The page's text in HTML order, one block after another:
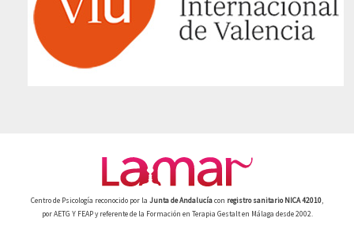
Centro de Psicología reconocido por la Junta de Andalucíacon registro sanitario NICA 42010,
por AETG Y FEAP y referente de la Formación en Terapia Gestalt en Málaga desde 2002.